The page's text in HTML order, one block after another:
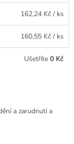
162,24 Kč / ks
160,55 Kč / ks
Ušetříte 0 Kč
a zarudnutí a